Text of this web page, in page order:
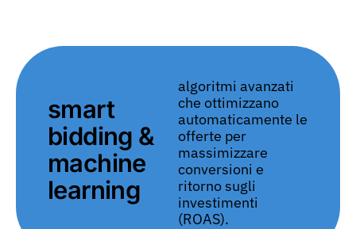
smart
bidding &
machine
learning
algoritmi avanzati
che ottimizzano
automaticamente le
offerte per
massimizzare
conversioni e
ritorno sugli
investimenti
(ROAS).